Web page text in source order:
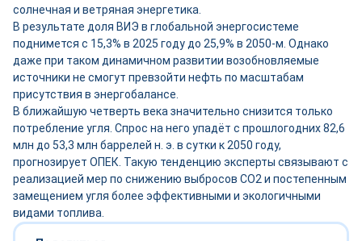
солнечная и ветряная энергетика.
В результате доля ВИЭ в глобальной энергосистеме
поднимется с 15,3% в 2025 году до 25,9% в 2050-м. Однако
даже при таком динамичном развитии возобновляемые
источники не смогут превзойти нефть по масштабам
присутствия в энергобалансе.
В ближайшую четверть века значительно снизится только
потребление угля. Спрос на него упадёт с прошлогодних 82,6
млн до 53,3 млн баррелей н. э. в сутки к 2050 году,
прогнозирует ОПЕК. Такую тенденцию эксперты связывают с
реализацией мер по снижению выбросов СО2 и постепенным
замещением угля более эффективными и экологичными
видами топлива.